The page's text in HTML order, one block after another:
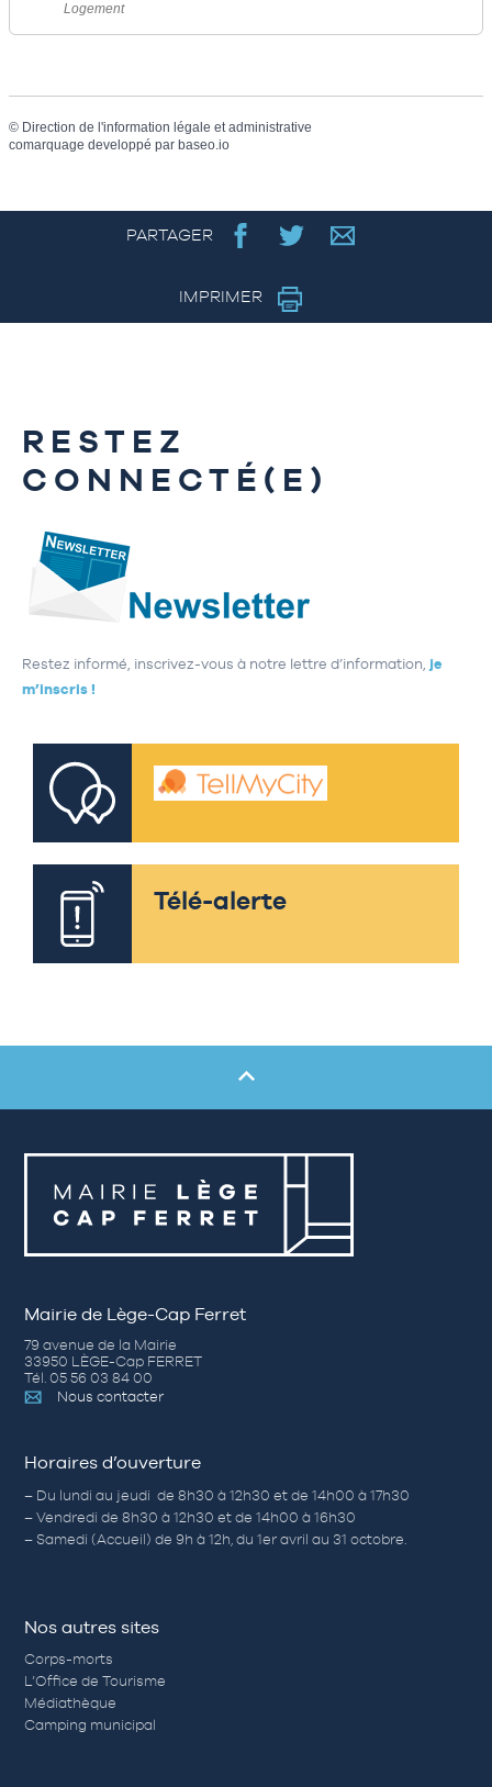
Logement
© Direction de l'information légale et administrative
comarquage developpé par baseo.io
PARTAGER
IMPRIMER
RESTEZ
CONNECTÉ(E)
Restez informé, inscrivez-vous à notre lettre d’information, je
m’inscris !
Télé-alerte
Mairie de Lège-Cap Ferret
79 avenue de la Mairie
33950 LÈGE-Cap FERRET
Tél. 05 56 03 84 00
Nous contacter
Horaires d’ouverture
– Du lundi au jeudi de 8h30 à 12h30 et de 14h00 à 17h30
– Vendredi de 8h30 à 12h30 et de 14h00 à 16h30
– Samedi (Accueil) de 9h à 12h, du 1er avril au 31 octobre.
Nos autres sites
Corps-morts
L’Office de Tourisme
Médiathèque
Camping municipal